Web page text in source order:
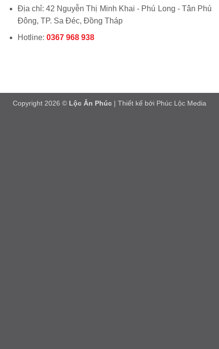
Địa chỉ: 42 Nguyễn Thị Minh Khai - Phú Long - Tân Phú
Đông, TP. Sa Đéc, Đồng Tháp
Hotline: 0367 968 938
Copyright 2026 © Lộc Ân Phúc | Thiết kế bởi Phúc Lộc Media